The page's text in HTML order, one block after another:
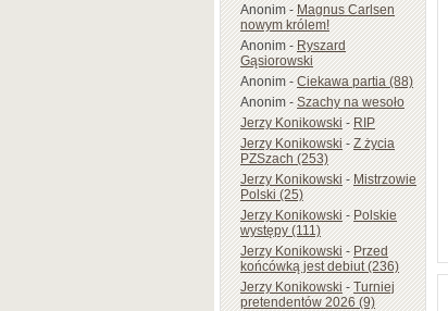
Anonim-Magnus Carlsen
nowym królem!
Anonim-Ryszard
Gąsiorowski
Anonim-Ciekawa partia (88)
Anonim-Szachy na wesoło
Jerzy Konikowski-RIP
Jerzy Konikowski-Z życia
PZSzach (253)
Jerzy Konikowski-Mistrzowie
Polski (25)
Jerzy Konikowski-Polskie
występy (111)
Jerzy Konikowski-Przed
końcówką jest debiut (236)
Jerzy Konikowski-Turniej
pretendentów 2026 (9)